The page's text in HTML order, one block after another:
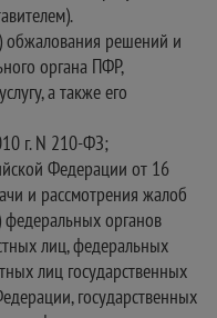
обжалования решений и
органа ПФР,
а также его
г. N 210-ФЗ;
Федерации от 16
и рассмотрения жалоб
федеральных органов
лиц, федеральных
лиц государственных
государственных